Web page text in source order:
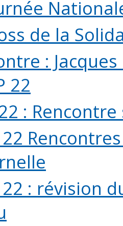
de la
:
22
:
22
22 : révision